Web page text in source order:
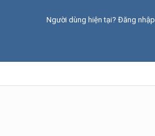
Người dùng hiện tại? Đăng nhập